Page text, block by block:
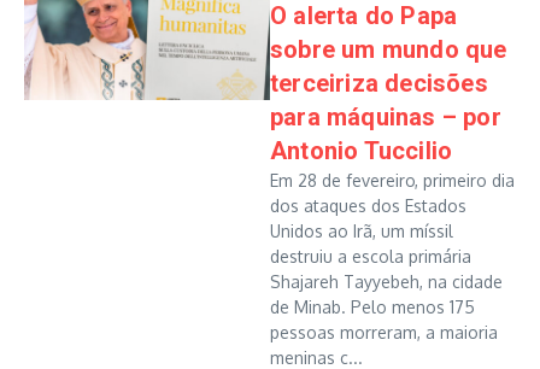
O alerta do Papa
sobre um mundo que
terceiriza decisões
para máquinas – por
Antonio Tuccilio
Em 28 de fevereiro, primeiro dia
dos ataques dos Estados
Unidos ao Irã, um míssil
destruiu a escola primária
Shajareh Tayyebeh, na cidade
de Minab. Pelo menos 175
pessoas morreram, a maioria
meninas c...